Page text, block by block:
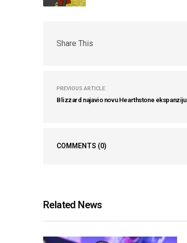
Share This
PREVIOUS ARTICLE
Blizzard najavio novu Hearthstone ekspanziju
COMMENTS (0)
Related News